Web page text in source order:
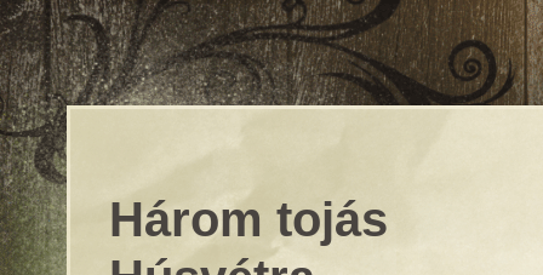
Három tojás